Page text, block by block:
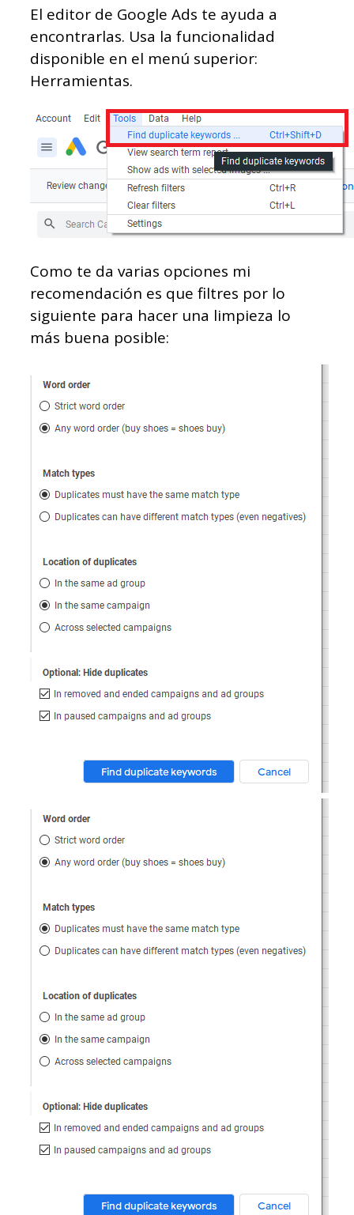
El editor de Google Ads te ayuda a
encontrarlas. Usa la funcionalidad
disponible en el menú superior:
Herramientas.
Como te da varias opciones mi
recomendación es que filtres por lo
siguiente para hacer una limpieza lo
más buena posible: